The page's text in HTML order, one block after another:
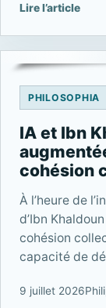
Lire l’article
PHILOSOPHIA
IA et Ibn
cohésion
À l’heure de
d’Ibn
cohésion
capacité de
9 juillet 2026